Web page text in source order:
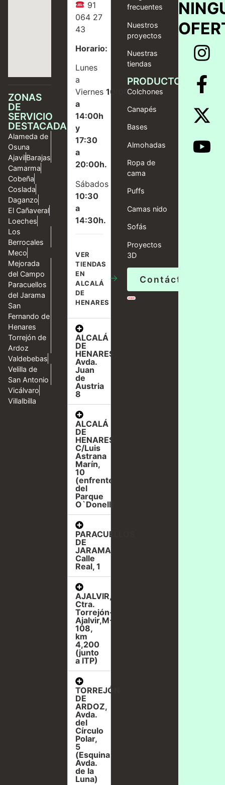
ZONAS
DE
SERVICIO
DESTACADAS
Alameda de
Osuna
AjavilBarajas
Camarma
Cobeña
Coslada
Daganzo
El Cañaveral
Loeches
Los
Berrocales
Meco
Mejorada
del Campo
Paracuellos
del Jarama
San
Fernando de
Henares
Torrejón de
Ardoz
Valdebebas
Velilla de
San Antonio
Vicálvaro
Villalbilla
91
064 27
43
Horario:
Lunes
a
Viernes10:00
a
14:00h
y
17:30
a
20:00h.
Sábados
10:30
a
14:30h.
VER
TIENDAS
EN
ALCALÁ
DE
HENARES
→
ALCALÁ
DE
HENARES,
Avda.
Juan
de
Austria
8
ALCALÁ
DE
HENARES,
C/Luis
Astrana
Marín,
10
(enfrente
del
Parque
O`Donell)
PARACUELLOS
DE
JARAMA,
Calle
Real, 1
AJALVIR,
Ctra.
Torrejón-
Ajalvir,M-
108,
km
4,200
(junto
a ITP)
TORREJÓN
DE
ARDOZ,
Avda.
del
Círculo
Polar,
5
(Esquina
Avda.
de la
Luna)
frecuentes
Nuestros
proyectos
Nuestras
tiendas
PRODUCTOS
Colchones
Canapés
Bases
Almohadas
Ropa de
cama
Puffs
Camas nido
Sofás
Proyectos
3D
Contáctanos